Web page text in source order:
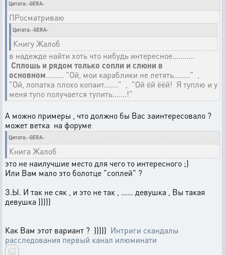
Цитата: -GERA-
ПРосматриваю
Цитата: -GERA-
Книгу Жалоб
в надежде найти хоть что нибудь интересное...........
Сплошь и рядом только сопли и слюни в
основном......... "Ой, мои караблики не летять........" ,
"Ой, лопатка плохо копаит......." , "Ой ёй ёёй! Я туплю и у
меня тупо получается тупить.......!"
А можно примеры , что должно бы Вас заинтересовало ?
может ветка на форуме
Цитата: -GERA-
Книга Жалоб
это не наилучшие место для чего то интересного ;)
Или Вам мало это болотце "соплей" ?
З.Ы. И так не сяк , и это не так , ...... девушка , Вы такая
девушка )))))
Как Вам этот вариант ? ))))) Интриги скандалы
расследования первый канал илюминати